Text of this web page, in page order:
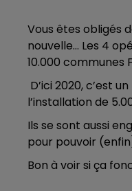
Vous êtes obligés
nouvelle… Les 4
10.000 communes
D’ici 2020, c’est
l’installation de
Ils se sont aussi
pour pouvoir
Bon à voir si ça